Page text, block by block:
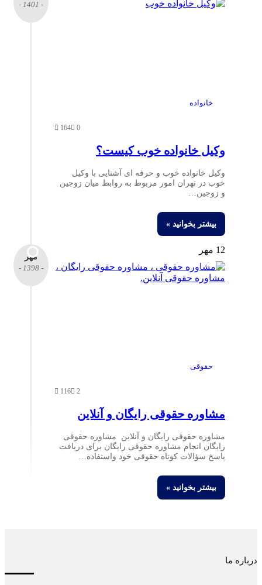
- 1401 -
خانواده
0
164
وکیل خانواده خوب کیست؟
وکیل خانواده خوب و حرفه ای آشنایی با وکیل
خوب در تهران امور مربوط به روابط میان زوجین
و زوجین…
بیشتر بخوانید »
مهر
- 1398 -
12 مهر
حقوقی
2
116
مشاوره حقوقی رایگان و آنلاین
مشاوره حقوقی رایگان و آنلاین مشاوره حقوقی
رایگان انجام مشاوره حقوقی رایگان برای دریافت
پاسخ سؤالات کوتاه حقوقی خود واستفاده…
بیشتر بخوانید »
درباره ما